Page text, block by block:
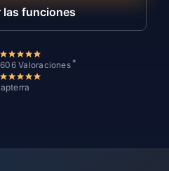
las funciones
Valoraciones *